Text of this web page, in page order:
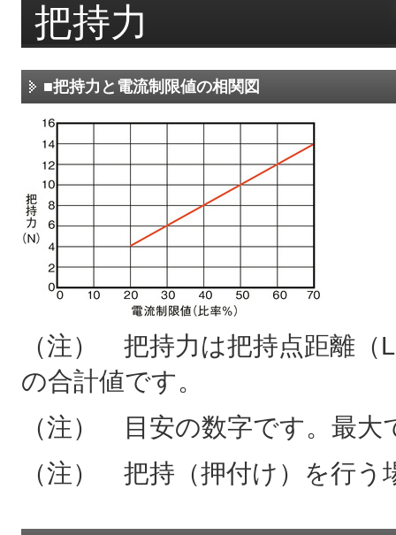
把持力
■把持力と電流制限値の相関図
（注） 把持力は把持点距離（
の合計値です。
（注） 目安の数字です。最
（注） 把持（押付け）を行う